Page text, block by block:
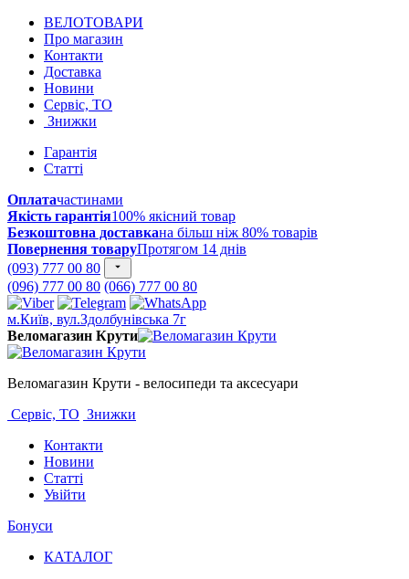
ВЕЛОТОВАРИ
Про магазин
Контакти
Доставка
Новини
Сервіс, ТО
Знижки
Гарантія
Статті
Оплатачастинами
Якість гарантія100% якісний товар
Безкоштовна доставкана більш ніж 80% товарів
Повернення товаруПротягом 14 днів
(093) 777 00 80
(096) 777 00 80 (066) 777 00 80
м.Київ, вул.Здолбунівська 7г
Веломагазин Крути
Веломагазин Крути - велосипеди та аксесуари
Сервіс, ТО Знижки
Контакти
Новини
Статті
Увійти
Бонуси
КАТАЛОГ